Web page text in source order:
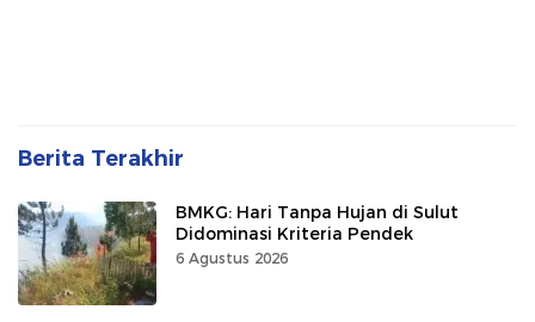
Berita Terakhir
BMKG: Hari Tanpa Hujan di Sulut
Didominasi Kriteria Pendek
6 Agustus 2026